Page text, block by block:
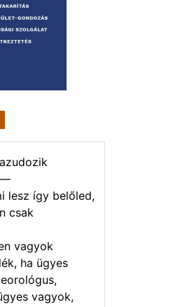
lesz így belőled,
csak
vagyok
ha ügyes
vagyok,